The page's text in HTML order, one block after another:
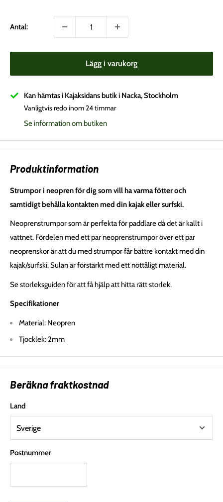
Antal:
Lägg i varukorg
Kan hämtas i Kajaksidans butik i Nacka, Stockholm
Vanligtvis redo inom 24 timmar
Se information om butiken
Produktinformation
Strumpor i neopren för dig som vill ha varma fötter och
samtidigt behålla kontakten med din kajak eller surfski.
Neoprenstrumpor som är perfekta för paddlare då det är kallt i
vattnet. Fördelen med ett par neoprenstrumpor över ett par
neoprenskor är att du med strumpor får bättre kontakt med din
kajak/surfski. Sulan är förstärkt med ett nöttåligt material.
Se storleksguiden för att få hjälp att hitta rätt storlek.
Specifikationer
Material: Neopren
Tjocklek: 2mm
Beräkna fraktkostnad
Land
Postnummer